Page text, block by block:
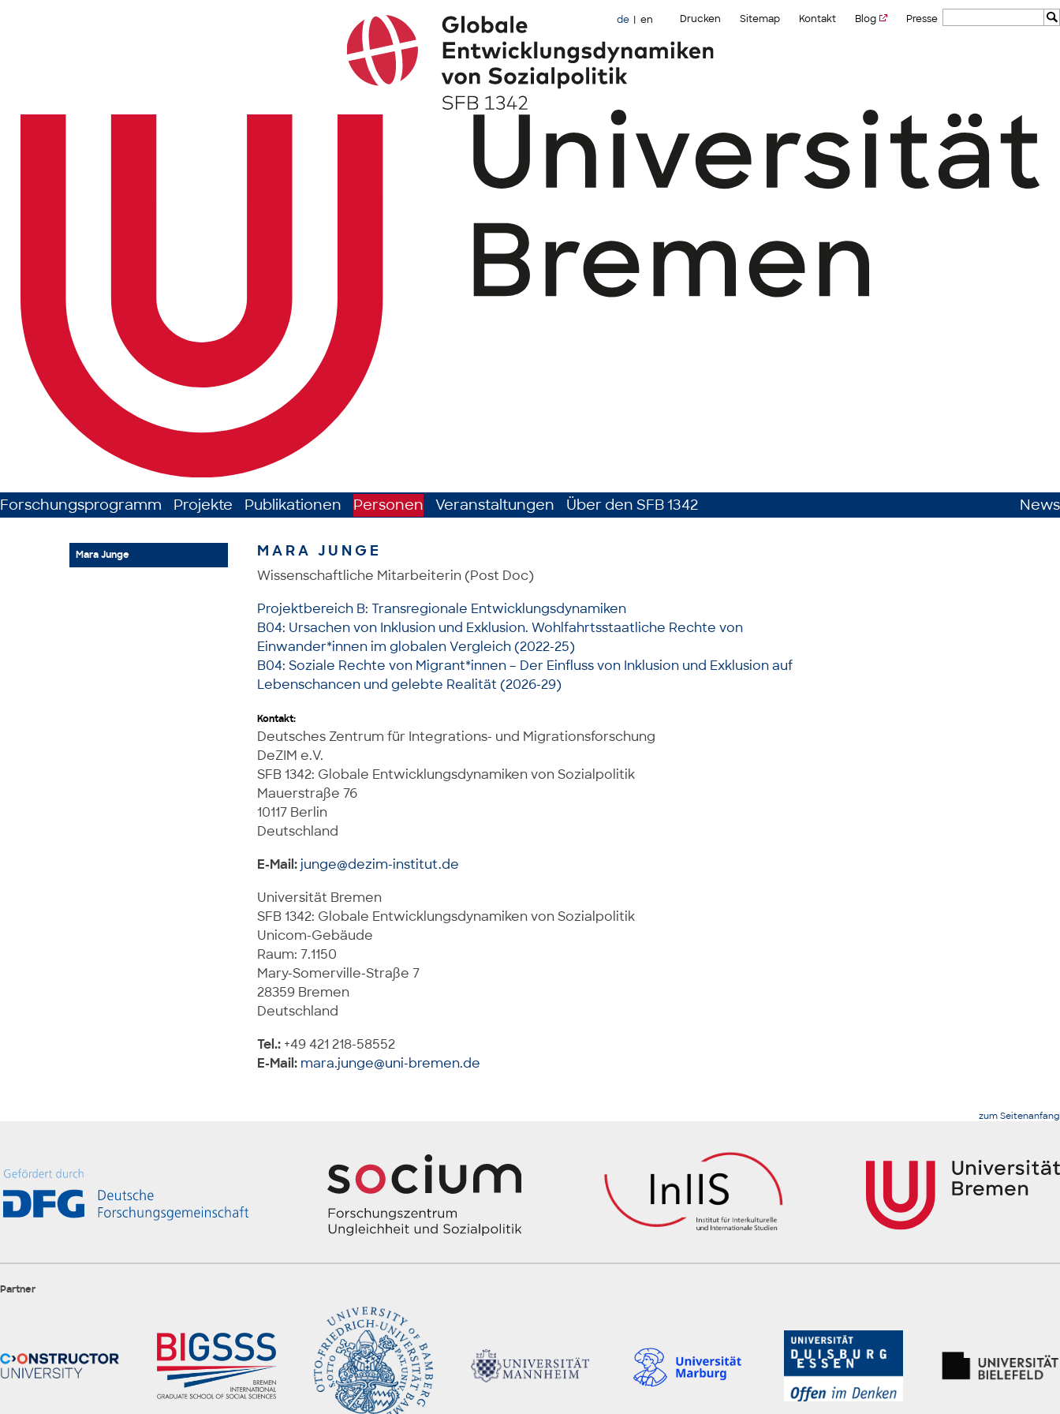
de en Drucken Sitemap Kontakt Blog Presse
Forschungsprogramm Projekte Publikationen Personen Veranstaltungen Über den SFB 1342 News
Mara Junge MARA JUNGE
Wissenschaftliche Mitarbeiterin (Post Doc)
Projektbereich B: Transregionale Entwicklungsdynamiken
B04: Ursachen von Inklusion und Exklusion. Wohlfahrtsstaatliche Rechte von
Einwander*innen im globalen Vergleich (2022-25)
B04: Soziale Rechte von Migrant*innen – Der Einfluss von Inklusion und Exklusion auf
Lebenschancen und gelebte Realität (2026-29)
Kontakt:
Deutsches Zentrum für Integrations- und Migrationsforschung
DeZIM e.V.
SFB 1342: Globale Entwicklungsdynamiken von Sozialpolitik
Mauerstraße 76
10117 Berlin
Deutschland
E-Mail: junge@dezim-institut.de
Universität Bremen
SFB 1342: Globale Entwicklungsdynamiken von Sozialpolitik
Unicom-Gebäude
Raum: 7.1150
Mary-Somerville-Straße 7
28359 Bremen
Deutschland
Tel.: +49 421 218-58552
E-Mail: mara.junge@uni-bremen.de
zum Seitenanfang
Partner